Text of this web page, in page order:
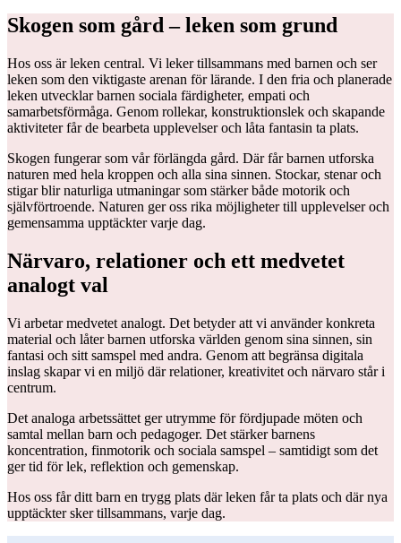
Skogen som gård – leken som grund
Hos oss är leken central. Vi leker tillsammans med barnen och ser
leken som den viktigaste arenan för lärande. I den fria och planerade
leken utvecklar barnen sociala färdigheter, empati och
samarbetsförmåga. Genom rollekar, konstruktionslek och skapande
aktiviteter får de bearbeta upplevelser och låta fantasin ta plats.
Skogen fungerar som vår förlängda gård. Där får barnen utforska
naturen med hela kroppen och alla sina sinnen. Stockar, stenar och
stigar blir naturliga utmaningar som stärker både motorik och
självförtroende. Naturen ger oss rika möjligheter till upplevelser och
gemensamma upptäckter varje dag.
Närvaro, relationer och ett medvetet
analogt val
Vi arbetar medvetet analogt. Det betyder att vi använder konkreta
material och låter barnen utforska världen genom sina sinnen, sin
fantasi och sitt samspel med andra. Genom att begränsa digitala
inslag skapar vi en miljö där relationer, kreativitet och närvaro står i
centrum.
Det analoga arbetssättet ger utrymme för fördjupade möten och
samtal mellan barn och pedagoger. Det stärker barnens
koncentration, finmotorik och sociala samspel – samtidigt som det
ger tid för lek, reflektion och gemenskap.
Hos oss får ditt barn en trygg plats där leken får ta plats och där nya
upptäckter sker tillsammans, varje dag.